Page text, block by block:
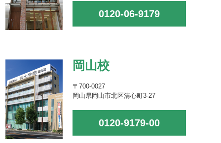
0120-06-9179
岡山校
〒700-0027
岡山県岡山市北区清心町3-27
0120-9179-00